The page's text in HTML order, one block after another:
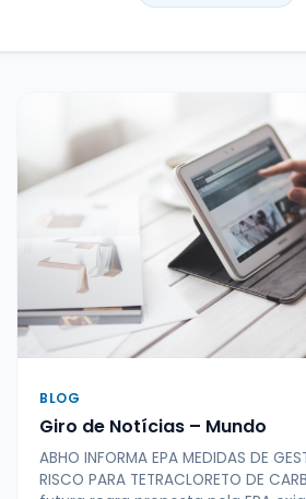
BLOG
Giro de Notícias – Mundo
ABHO INFORMA EPA MEDIDAS DE
RISCO PARA TETRACLORETO DE